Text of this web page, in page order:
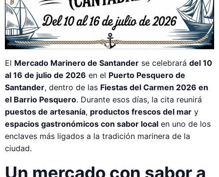
El Mercado Marinero de Santander se celebrará del 10
al 16 de julio de 2026 en el Puerto Pesquero de
Santander, dentro de las Fiestas del Carmen 2026 en
el Barrio Pesquero. Durante esos días, la cita reunirá
puestos de artesanía, productos frescos del mar y
espacios gastronómicos con sabor local en uno de los
enclaves más ligados a la tradición marinera de la
ciudad.
Un mercado con sabor a